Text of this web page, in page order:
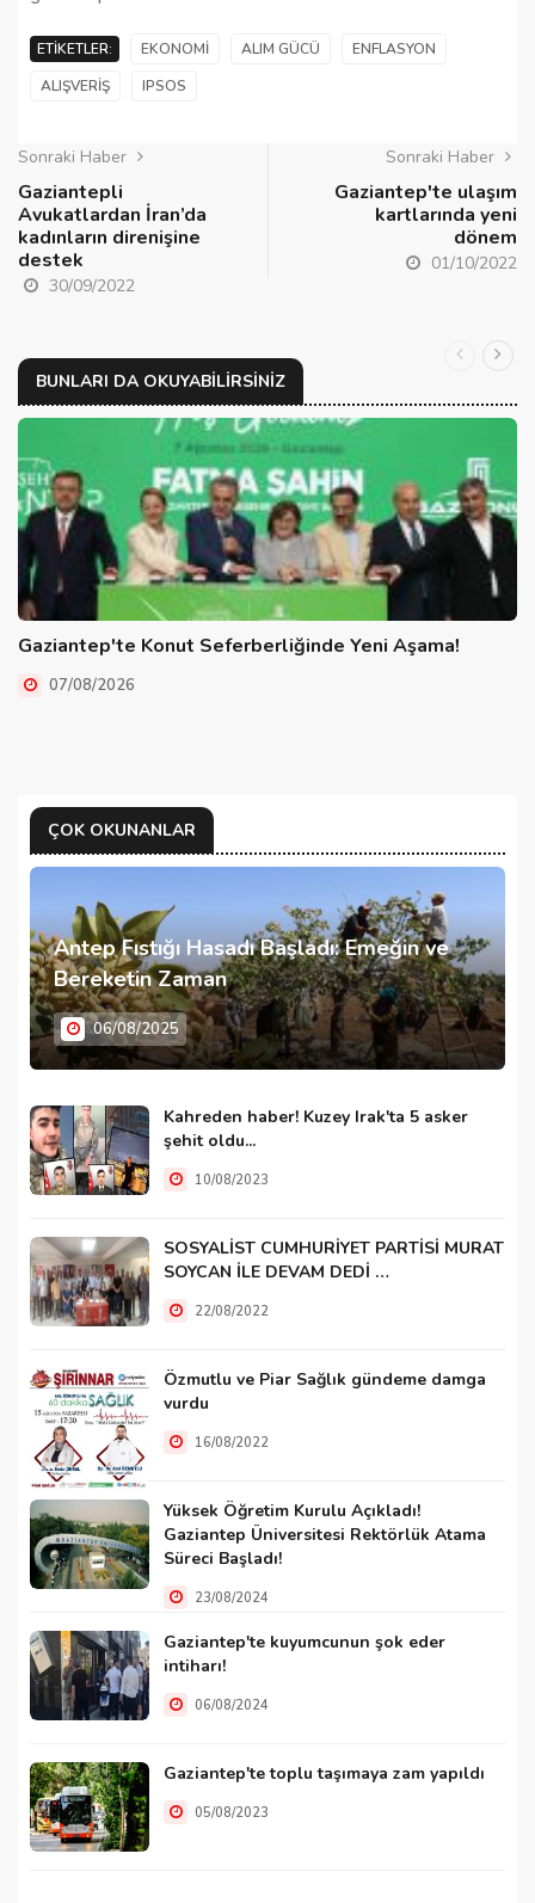
ETIKETLER: EKONOMI ALIM GÜCÜ
ENFLASYON
ALIŞVERIŞ
IPSOS
Sonraki Haber
Gaziantepli
Avukatlardan İran’da
kadınların direnişine
destek
30/09/2022
Sonraki Haber
Gaziantep'te ulaşım
kartlarında yeni
dönem
01/10/2022
BUNLARI DA OKUYABILIRSINIZ
Gaziantep'te Konut Seferberliğinde Yeni Aşama!
07/08/2026
ÇOK OKUNANLAR
Antep Fıstığı Hasadı Başladı: Emeğin ve
Bereketin Zaman
06/08/2025
Kahreden haber! Kuzey Irak'ta 5 asker
şehit oldu...
10/08/2023
SOSYALİST CUMHURİYET PARTİSİ MURAT
SOYCAN İLE DEVAM DEDİ …
22/08/2022
Özmutlu ve Piar Sağlık gündeme damga
vurdu
16/08/2022
Yüksek Öğretim Kurulu Açıkladı!
Gaziantep Üniversitesi Rektörlük Atama
Süreci Başladı!
23/08/2024
Gaziantep'te kuyumcunun şok eder
intiharı!
06/08/2024
Gaziantep'te toplu taşımaya zam yapıldı
05/08/2023